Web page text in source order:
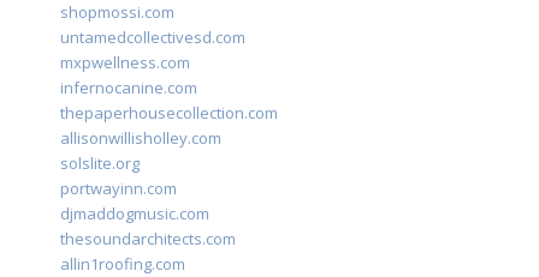
shopmossi.com
untamedcollectivesd.com
mxpwellness.com
infernocanine.com
thepaperhousecollection.com
allisonwillisholley.com
solslite.org
portwayinn.com
djmaddogmusic.com
thesoundarchitects.com
allin1roofing.com